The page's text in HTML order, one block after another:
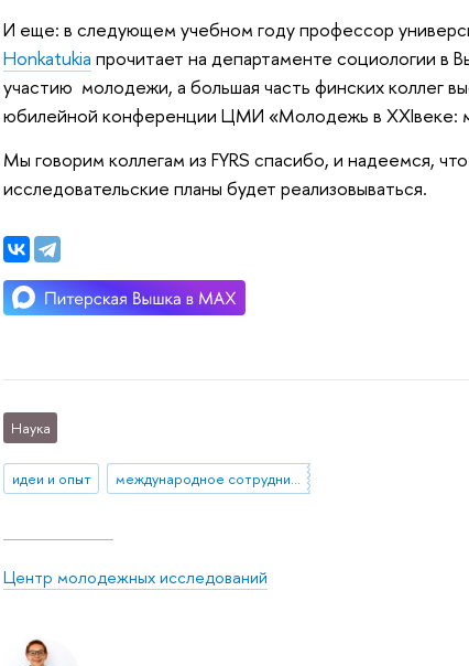
И еще: в следующем учебном году профессор
Honkatukia прочитает на департаменте социологии в
участию молодежи, а большая часть финских коллег
юбилейной конференции ЦМИ «Молодежь в XXIвеке:
Мы говорим коллегам из FYRS спасибо, и надеемся,
исследовательские планы будет реализовываться.
Наука
идеи и опыт международное сотрудничество
Центр молодежных исследований